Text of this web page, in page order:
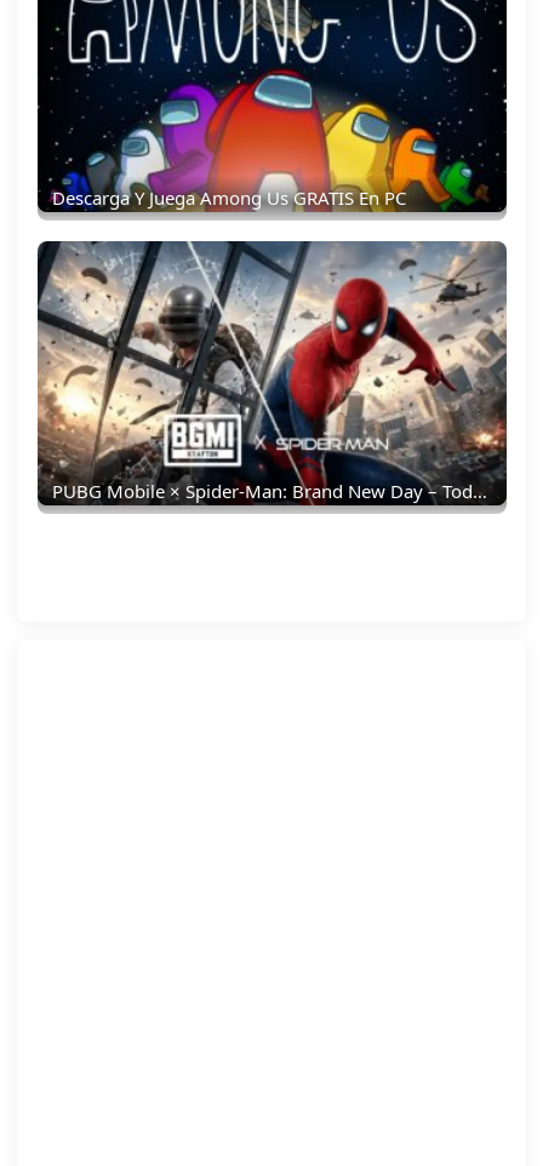
Descarga Y Juega Among Us GRATIS En PC
PUBG Mobile × Spider-Man: Brand New Day – Todo Lo Que Debes Saber: Skins, Fecha, Recompensas Y Más